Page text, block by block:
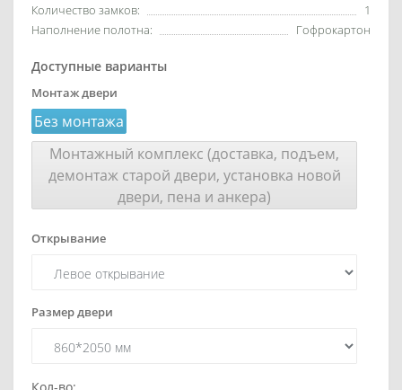
Количество замков:
1
Наполнение полотна:
Гофрокартон
Доступные варианты
Монтаж двери
Без монтажа
Монтажный комплекс (доставка, подъем,
демонтаж старой двери, установка новой
двери, пена и анкера)
Открывание
Размер двери